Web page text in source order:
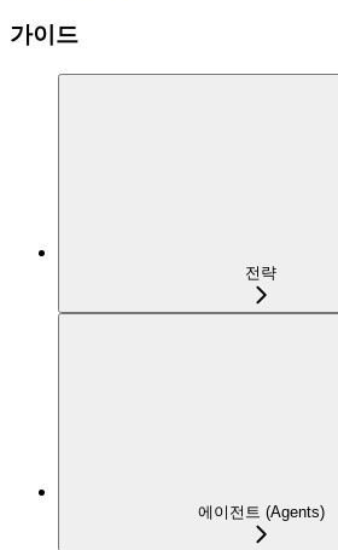
가이드
전략
에이전트 (Agents)